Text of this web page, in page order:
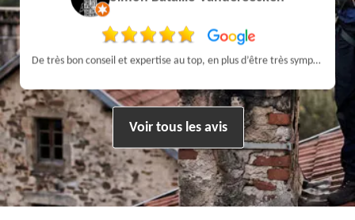
De très bon conseil et expertise au top, en plus d’être très sympathique, je recommande! Nous avons été bien aidés et renseignés sur quoi faire de notre insert et son entretien futur, merci :)
Voir tous les avis